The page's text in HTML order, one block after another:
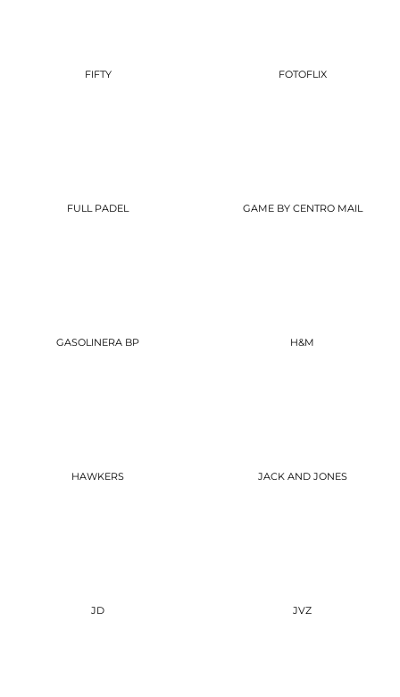
FIFTY FOTOFLIX
FULL PADEL GAME BY CENTRO MAIL
GASOLINERA BP H&M
HAWKERS JACK AND JONES
JD JVZ